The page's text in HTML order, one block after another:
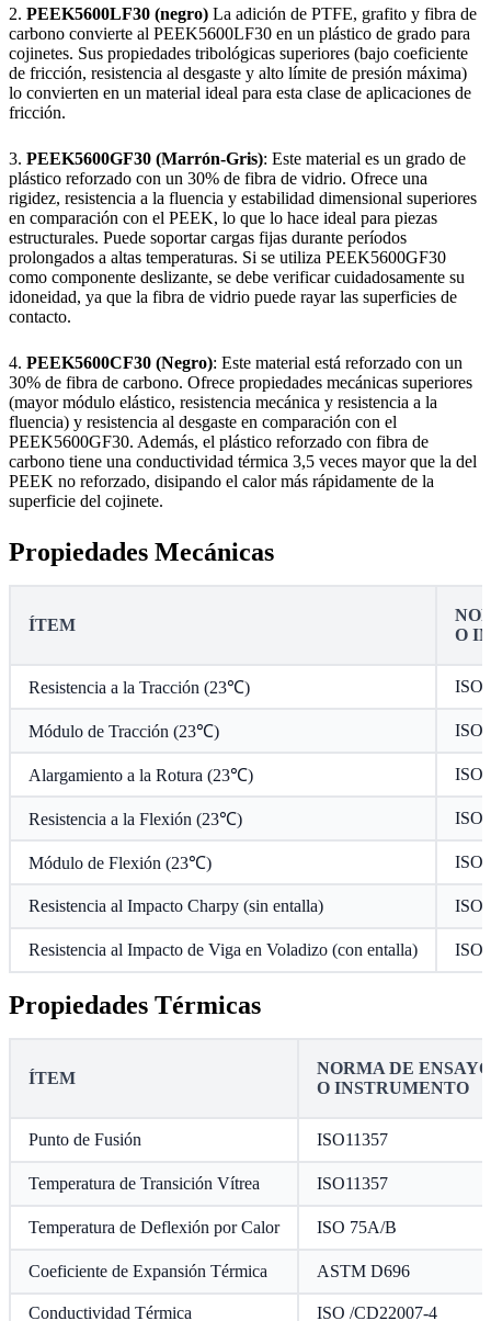
2. PEEK5600LF30 (negro) La adición de PTFE, grafito y fibra de
carbono convierte al PEEK5600LF30 en un plástico de grado para
cojinetes. Sus propiedades tribológicas superiores (bajo coeficiente
de fricción, resistencia al desgaste y alto límite de presión máxima)
lo convierten en un material ideal para esta clase de aplicaciones de
fricción.
3. PEEK5600GF30 (Marrón-Gris): Este material es un grado de
plástico reforzado con un 30% de fibra de vidrio. Ofrece una
rigidez, resistencia a la fluencia y estabilidad dimensional superiores
en comparación con el PEEK, lo que lo hace ideal para piezas
estructurales. Puede soportar cargas fijas durante períodos
prolongados a altas temperaturas. Si se utiliza PEEK5600GF30
como componente deslizante, se debe verificar cuidadosamente su
idoneidad, ya que la fibra de vidrio puede rayar las superficies de
contacto.
4. PEEK5600CF30 (Negro): Este material está reforzado con un
30% de fibra de carbono. Ofrece propiedades mecánicas superiores
(mayor módulo elástico, resistencia mecánica y resistencia a la
fluencia) y resistencia al desgaste en comparación con el
PEEK5600GF30. Además, el plástico reforzado con fibra de
carbono tiene una conductividad térmica 3,5 veces mayor que la del
PEEK no reforzado, disipando el calor más rápidamente de la
superficie del cojinete.
Propiedades Mecánicas
ÍTEM
O
Resistencia a la Tracción (23℃) ISO
Módulo de Tracción (23℃) ISO
Alargamiento a la Rotura (23℃) ISO
Resistencia a la Flexión (23℃) ISO
Módulo de Flexión (23℃) ISO
Resistencia al Impacto Charpy (sin entalla) ISO
Resistencia al Impacto de Viga en Voladizo (con entalla) ISO
Propiedades Térmicas
ÍTEM
NORMA DE ENSAYO
O INSTRUMENTO
Punto de Fusión ISO11357
Temperatura de Transición Vítrea ISO11357
Temperatura de Deflexión por Calor ISO 75A/B
Coeficiente de Expansión Térmica ASTM D696
Conductividad Térmica ISO /CD22007-4